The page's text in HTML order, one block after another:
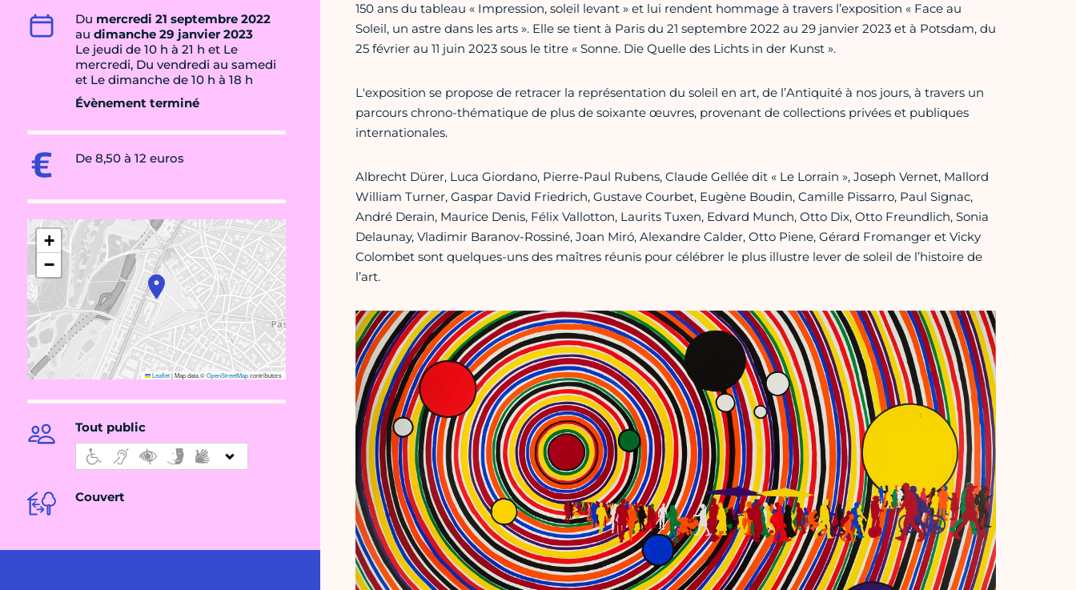
Du mercredi 21 septembre 2022
au dimanche 29 janvier 2023
Le jeudi de 10 h à 21 h et Le
mercredi, Du vendredi au samedi
et Le dimanche de 10 h à 18 h
Évènement terminé
De 8,50 à 12 euros
+
−
Leaflet|Map data ©OpenStreetMapcontributors
Tout public
Couvert
150 ans du tableau « Impression, soleil levant » et lui rendent hommage à travers l’exposition « Face au
Soleil, un astre dans les arts ». Elle se tient à Paris du 21 septembre 2022 au 29 janvier 2023 et à Potsdam, du
25 février au 11 juin 2023 sous le titre « Sonne. Die Quelle des Lichts in der Kunst ».
L'exposition se propose de retracer la représentation du soleil en art, de l’Antiquité à nos jours, à travers un
parcours chrono-thématique de plus de soixante œuvres, provenant de collections privées et publiques
internationales.
Albrecht Dürer, Luca Giordano, Pierre-Paul Rubens, Claude Gellée dit « Le Lorrain », Joseph Vernet, Mallord
William Turner, Gaspar David Friedrich, Gustave Courbet, Eugène Boudin, Camille Pissarro, Paul Signac,
André Derain, Maurice Denis, Félix Vallotton, Laurits Tuxen, Edvard Munch, Otto Dix, Otto Freundlich, Sonia
Delaunay, Vladimir Baranov-Rossiné, Joan Miró, Alexandre Calder, Otto Piene, Gérard Fromanger et Vicky
Colombet sont quelques-uns des maîtres réunis pour célébrer le plus illustre lever de soleil de l’histoire de
l’art.